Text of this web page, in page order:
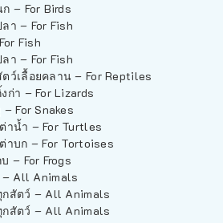
– For Birds
า – For Fish
Fish
า – For Fish
ว์เลื้อยคลาน – For Reptiles
ก่า – For Lizards
For Snakes
าน้ำ – For Turtles
าบก – For Tortoises
– For Frogs
All Animals
สัตว์ – All Animals
สัตว์ – All Animals